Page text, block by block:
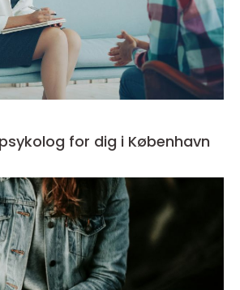
for dig i København